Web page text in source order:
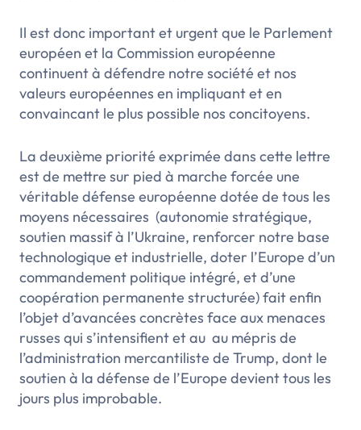
Il est donc important et urgent que le Parlement
européen et la Commission européenne
continuent à défendre notre société et nos
valeurs européennes en impliquant et en
convaincant le plus possible nos concitoyens.
La deuxième priorité exprimée dans cette lettre
est de mettre sur pied à marche forcée une
véritable défense européenne dotée de tous les
moyens nécessaires (autonomie stratégique,
soutien massif à l’Ukraine, renforcer notre base
technologique et industrielle, doter l’Europe d’un
commandement politique intégré, et d’une
coopération permanente structurée) fait enfin
l’objet d’avancées concrètes face aux menaces
russes qui s’intensifient et au au mépris de
l’administration mercantiliste de Trump, dont le
soutien à la défense de l’Europe devient tous les
jours plus improbable.